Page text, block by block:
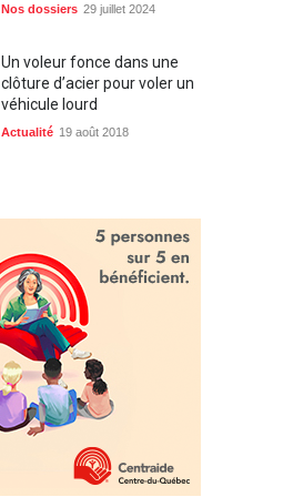
Nos dossiers 29 juillet 2024
Un voleur fonce dans une
clôture d’acier pour voler un
véhicule lourd
Actualité 19 août 2018